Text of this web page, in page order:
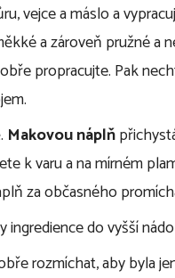
vejce a máslo a
a zároveň pružné a
propracujte. Pak
Makovou náplň
k varu a na mírném
za občasného
ingredience do vyšší
rozmíchat, aby byla